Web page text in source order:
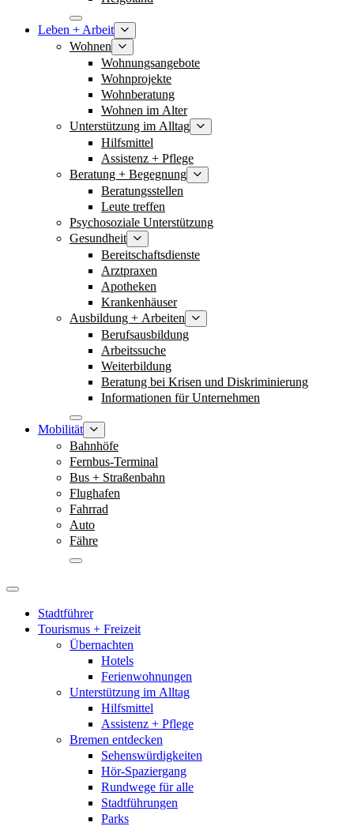
Leben + Arbeit
Wohnen
Wohnungsangebote
Wohnprojekte
Wohnberatung
Wohnen im Alter
Unterstützung im Alltag
Hilfsmittel
Assistenz + Pflege
Beratung + Begegnung
Beratungsstellen
Leute treffen
Psychosoziale Unterstützung
Gesundheit
Bereitschaftsdienste
Arztpraxen
Apotheken
Krankenhäuser
Ausbildung + Arbeiten
Berufsausbildung
Arbeitssuche
Weiterbildung
Beratung bei Krisen und Diskriminierung
Informationen für Unternehmen
Mobilität
Bahnhöfe
Fernbus-Terminal
Bus + Straßenbahn
Flughafen
Fahrrad
Auto
Fähre
Stadtführer
Tourismus + Freizeit
Übernachten
Hotels
Ferienwohnungen
Unterstützung im Alltag
Hilfsmittel
Assistenz + Pflege
Bremen entdecken
Sehenswürdigkeiten
Hör-Spaziergang
Rundwege für alle
Stadtführungen
Parks